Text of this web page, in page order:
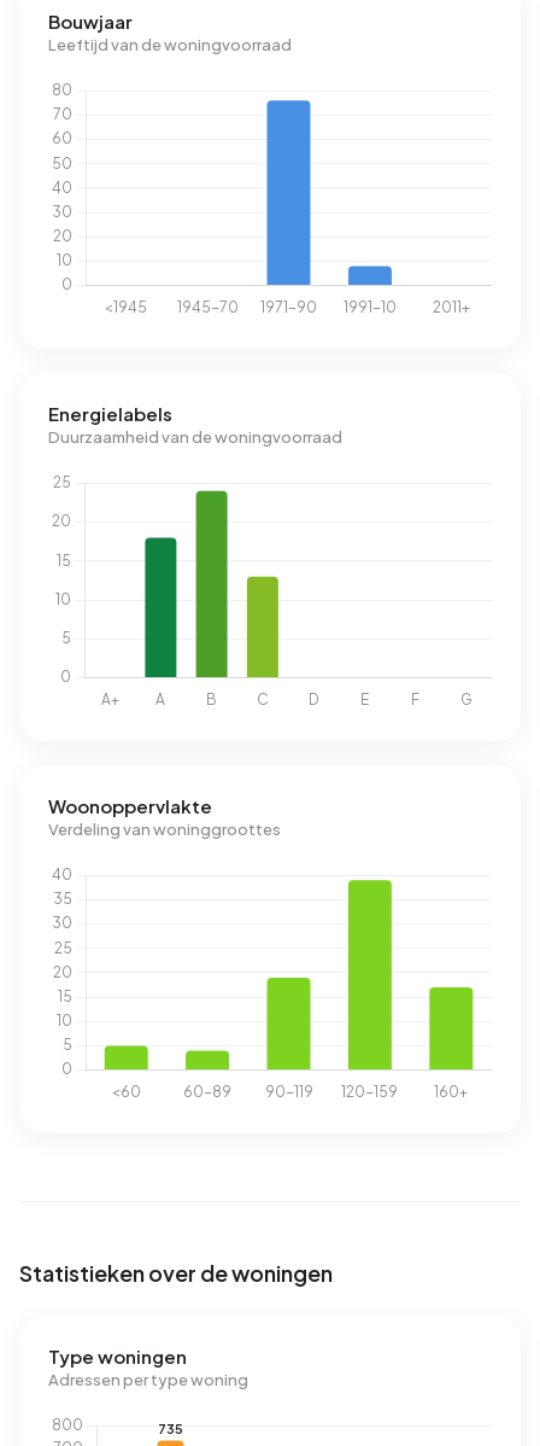
Bouwjaar
Leeftijd van de woningvoorraad
Energielabels
Duurzaamheid van de woningvoorraad
Woonoppervlakte
Verdeling van woninggroottes
Statistieken over de woningen
Type woningen
Adressen per type woning